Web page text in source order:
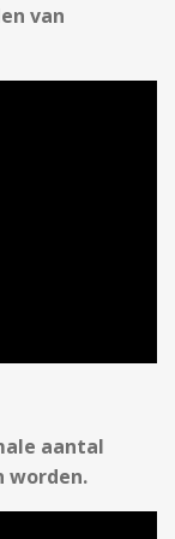
van
aantal
worden.